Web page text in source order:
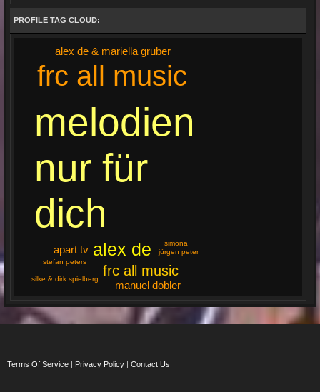
PROFILE TAG CLOUD:
melodien
nur für
dich
frc all music
alex de
frc all music
apart tv
alex de & mariella gruber
manuel dobler
silke & dirk spielberg
stefan peters
simona
jürgen peter
Terms Of Service | Privacy Policy | Contact Us